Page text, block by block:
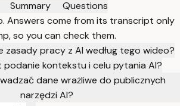
Summary
Questions
Answers come from its transcript only
so you can check them.
zasady pracy z AI według tego wideo?
podanie kontekstu i celu pytania AI?
dane wrażliwe do publicznych
narzędzi AI?